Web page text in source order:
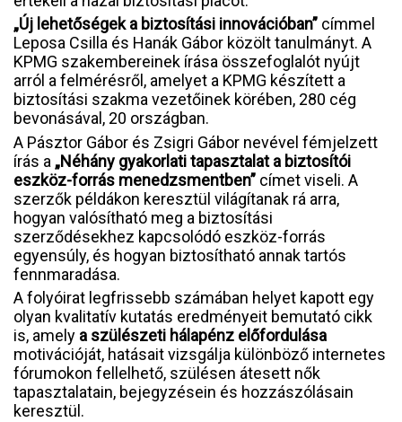
„Új lehetőségek a biztosítási innovációban” címmel
Leposa Csilla és Hanák Gábor közölt tanulmányt. A
KPMG szakembereinek írása összefoglalót nyújt
arról a felmérésről, amelyet a KPMG készített a
biztosítási szakma vezetőinek körében, 280 cég
bevonásával, 20 országban.
A Pásztor Gábor és Zsigri Gábor nevével fémjelzett
írás a „Néhány gyakorlati tapasztalat a biztosítói
eszköz-forrás menedzsmentben” címet viseli. A
szerzők példákon keresztül világítanak rá arra,
hogyan valósítható meg a biztosítási
szerződésekhez kapcsolódó eszköz-forrás
egyensúly, és hogyan biztosítható annak tartós
fennmaradása.
A folyóirat legfrissebb számában helyet kapott egy
olyan kvalitatív kutatás eredményeit bemutató cikk
is, amely a szülészeti hálapénz előfordulása
motivációját, hatásait vizsgálja különböző internetes
fórumokon fellelhető, szülésen átesett nők
tapasztalatain, bejegyzésein és hozzászólásain
keresztül.